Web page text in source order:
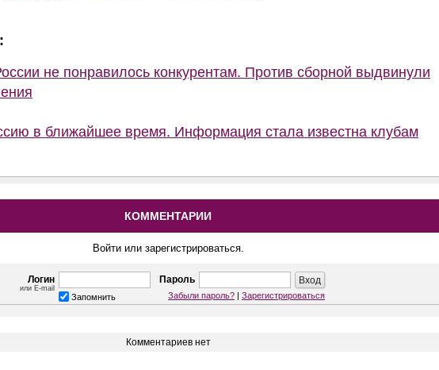
не понравилось конкурентам. Против сборной выдвинули
в ближайшее время. Информация стала известна клубам
КОММЕНТАРИИ
Войти или зарегистрироваться.
Логин
или E-mail
Пароль
Запомнить Забыли пароль? | Зарегистрироваться
Комментариев нет